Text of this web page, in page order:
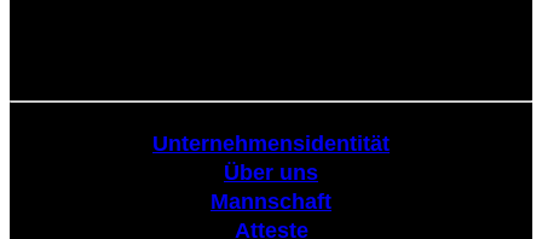
Unternehmensidentität
Über uns
Mannschaft
Atteste